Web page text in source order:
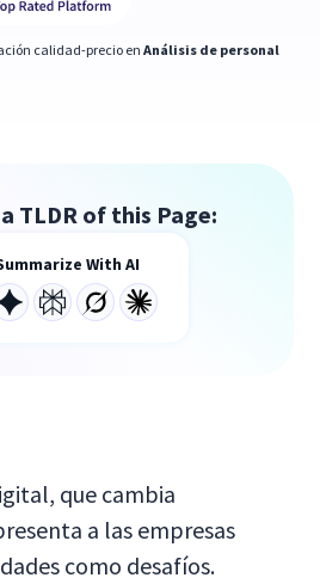
calidad-precio en Análisis de personal
TLDR of this Page:
With AI
que cambia
a las empresas
como desafíos.